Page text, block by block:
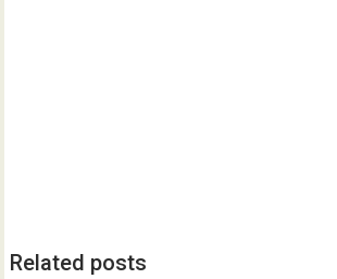
Related posts